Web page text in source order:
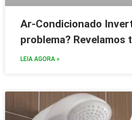
Ar-Condicionado
problema? Revelamos
LEIA AGORA »